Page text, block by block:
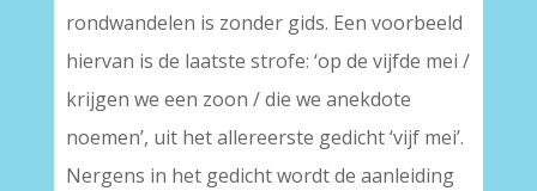
rondwandelen is zonder gids. Een voorbeeld
hiervan is de laatste strofe: ‘op de vijfde mei /
krijgen we een zoon / die we anekdote
noemen’, uit het allereerste gedicht ‘vijf mei’.
Nergens in het gedicht wordt de aanleiding